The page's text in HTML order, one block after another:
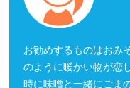
お勧めするものはおみ
のように暖かい物が恋
時に味噌と一緒にごま